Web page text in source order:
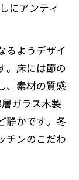
にアンティ
るようデザイ
。床には節の
、素材の質感
ガラス木製
静かです。冬
チンのこだわ